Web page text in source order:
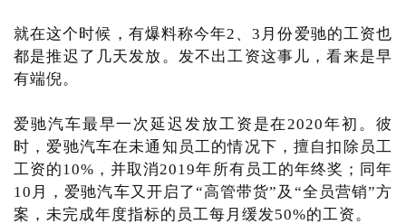
就在这个时候，有爆料称今年2、3月份爱驰的工资也
都是推迟了几天发放。发不出工资这事儿，看来是早
有端倪。
爱驰汽车最早一次延迟发放工资是在2020年初。彼
时，爱驰汽车在未通知员工的情况下，擅自扣除员工
工资的10%，并取消2019年所有员工的年终奖；同年
10月，爱驰汽车又开启了“高管带货”及“全员营销”方
案，未完成年度指标的员工每月缓发50%的工资。